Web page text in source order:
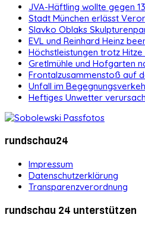
JVA-Häftling wollte gegen
Stadt München erlässt
Slavko Oblaks
EVL und Reinhard Heinz
Höchstleistungen trotz
Gretlmühle und Hofgarten
Frontalzusammenstoß auf
Unfall im
Heftiges Unwetter
rundschau24
Impressum
Datenschutzerklärung
Transparenzverordnung
rundschau 24 unterstützen